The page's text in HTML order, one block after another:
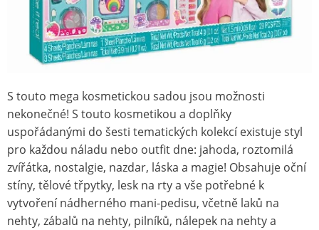
S touto mega kosmetickou sadou jsou možnosti
nekonečné! S touto kosmetikou a doplňky
uspořádanými do šesti tematických kolekcí existuje styl
pro každou náladu nebo outfit dne: jahoda, roztomilá
zvířátka, nostalgie, nazdar, láska a magie! Obsahuje oční
stíny, tělové třpytky, lesk na rty a vše potřebné k
vytvoření nádherného mani-pedisu, včetně laků na
nehty, zábalů na nehty, pilníků, nálepek na nehty a